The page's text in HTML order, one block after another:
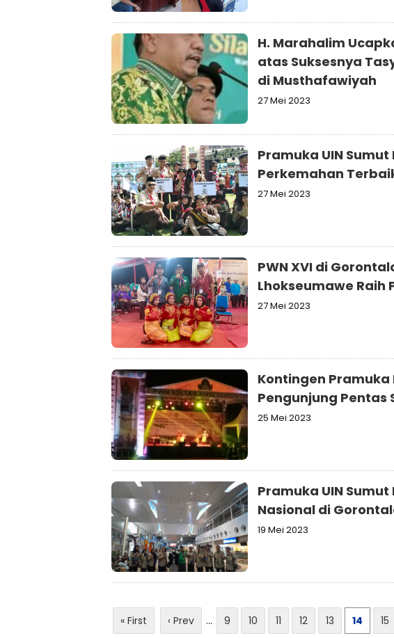
H. Marahalim
atas Suksesnya
di Musthafawiyah
27 Mei 2023
Pramuka UIN
Perkemahan
27 Mei 2023
PWN XVI di
Lhokseumawe Raih
27 Mei 2023
Kontingen Pramuka
Pengunjung Pentas
25 Mei 2023
Pramuka UIN
Nasional di
19 Mei 2023
« First ‹ Prev ... 9 10 11 12 13 14 15